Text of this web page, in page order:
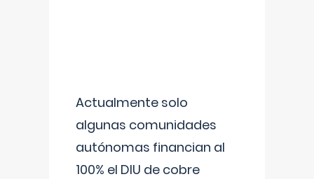
Actualmente solo
algunas comunidades
autónomas financian al
100% el DIU de cobre